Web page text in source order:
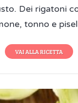
Dei rigatoni
tonno e
VAI ALLA RICETTA